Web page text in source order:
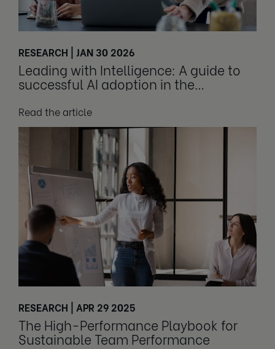
RESEARCH | JAN 30 2026
Leading with Intelligence: A guide to
successful AI adoption in the
Read the article
RESEARCH | APR 29 2025
The High-Performance Playbook for
Sustainable Team Performance